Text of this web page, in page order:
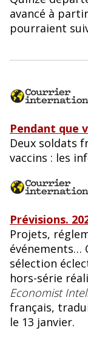
avancé à
pourraient
Pendant que
Deux soldats
vaccins : les
Prévisions.
Projets,
événements…
sélection
hors-série
Economist
français,
le 13 janvier.